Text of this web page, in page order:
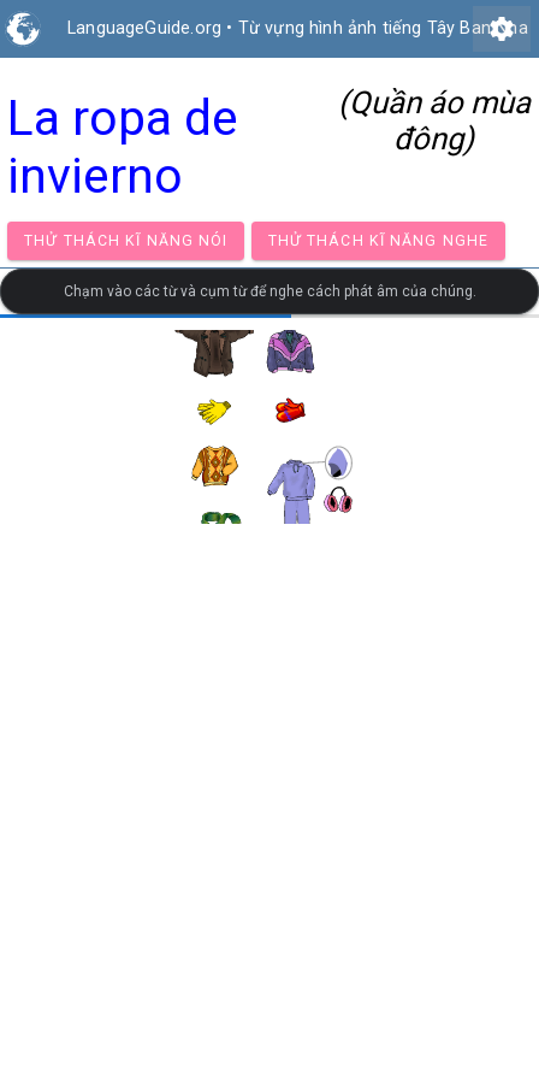
LanguageGuide.org • Từ vựng hình ảnh tiếng Tây Ban Nha
settings
La ropa de
invierno
(Quần áo mùa
đông)
THỬ THÁCH KĨ NĂNG NÓI THỬ THÁCH KĨ NĂNG
Chạm vào các từ và cụm từ để nghe cách phát âm của chúng.